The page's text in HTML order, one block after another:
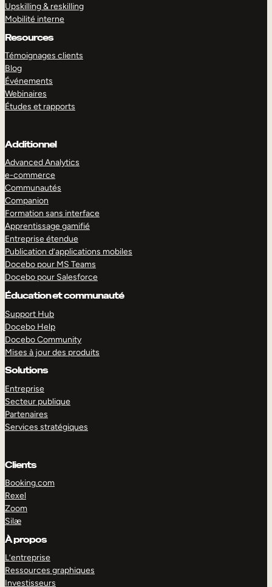
Upskilling & reskilling
Mobilité interne
Resources
Témoignages clients
Blog
Événements
Webinaires
Études et rapports
Additionnel
Advanced Analytics
e-commerce
Communautés
Companion
Formation sans interface
Apprentissage gamifié
Entreprise étendue
Publication d’applications mobiles
Docebo pour MS Teams
Docebo pour Salesforce
Éducation et communauté
Support Hub
Docebo Help
Docebo Community
Mises à jour des produits
Solutions
Entreprise
Secteur publique
Partenaires
Services stratégiques
Clients
Booking.com
Rexel
Zoom
Silæ
À propos
L’entreprise
Ressources graphiques
Investisseurs